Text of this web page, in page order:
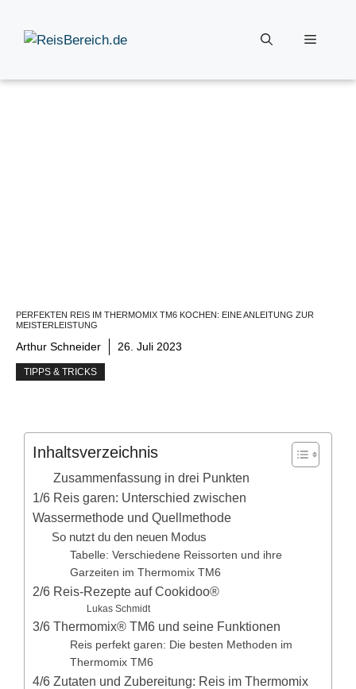
Inhalt
springen
Menü
PERFEKTEN REIS IM THERMOMIX TM6 KOCHEN: EINE ANLEITUNG ZUR
MEISTERLEISTUNG
Arthur Schneider 26. Juli 2023
TIPPS & TRICKS
Inhaltsverzeichnis
Zusammenfassung in drei Punkten
1/6 Reis garen: Unterschied zwischen
Wassermethode und Quellmethode
So nutzt du den neuen Modus
Tabelle: Verschiedene Reissorten und ihre
Garzeiten im Thermomix TM6
2/6 Reis-Rezepte auf Cookidoo®
Lukas Schmidt
3/6 Thermomix® TM6 und seine Funktionen
Reis perfekt garen: Die besten Methoden im
Thermomix TM6
4/6 Zutaten und Zubereitung: Reis im Thermomix